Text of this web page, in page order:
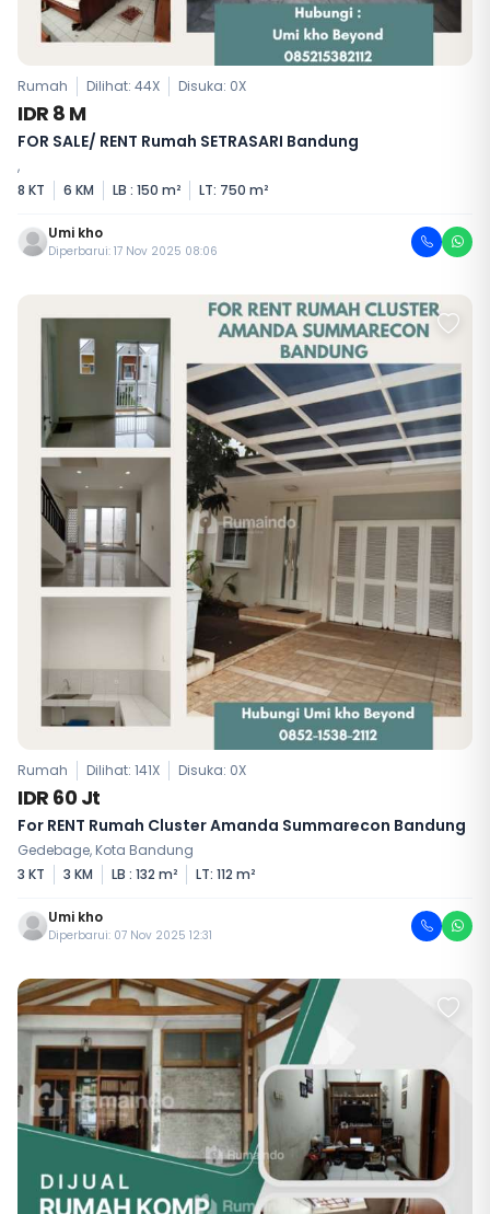
Rumah Dilihat: 44X Disuka: 0X
IDR 8 M
FOR SALE/ RENT Rumah SETRASARI Bandung
,
8 KT
6 KM LB : 150 m² LT: 750 m²
Umi kho
Diperbarui: 17 Nov 2025 08:06
Rumah Dilihat: 141X Disuka: 0X
IDR 60 Jt
For RENT Rumah Cluster Amanda Summarecon Bandung
Gedebage, Kota Bandung
3 KT
3 KM LB : 132 m² LT: 112 m²
Umi kho
Diperbarui: 07 Nov 2025 12:31